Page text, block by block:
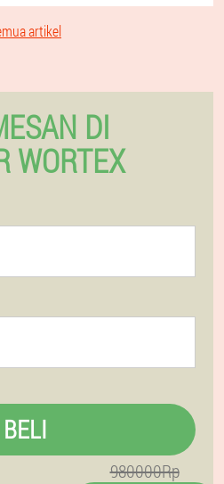
artikel
DI
WORTEX
BELI
980000Rp